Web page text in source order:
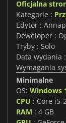
Oficjalna
Kategorie :
Edytor :
Deweloper :
Tryby : Solo
Data wydania
Wymagania
Minimalne
OS: Windows
CPU : Core i5-
RAM : 4 GB